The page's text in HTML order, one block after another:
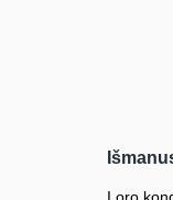
Į oro